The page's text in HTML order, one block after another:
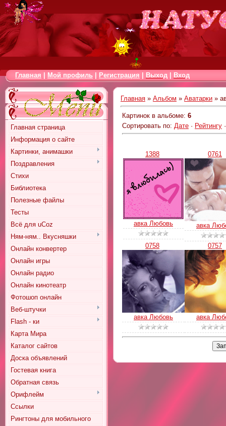
Главная Мой профиль Регистрация Выход Вход
Главная страница
Информация о сайте
Картинки, анимашки
Поздравления
Стихи
Библиотека
Полезные файлы
Тесты
Всё для uCoz
Ням-ням.. Вкусняшки
Онлайн конвертер
Онлайн игры
Онлайн радио
Онлайн кинотеатр
Фотошоп онлайн
Веб-штучки
Flash - ки
Карта Мира
Каталог сайтов
Доска объявлений
Гостевая книга
Обратная связь
Орифлейм
Ссылки
Рингтоны для мобильного
Главная » Альбом » Аватарки »
Картинок в альбоме: 6
Сортировать по: Дате · Рейтингу
1388
авка Любовь
0761
авка
0758
авка Любовь
0757
авка